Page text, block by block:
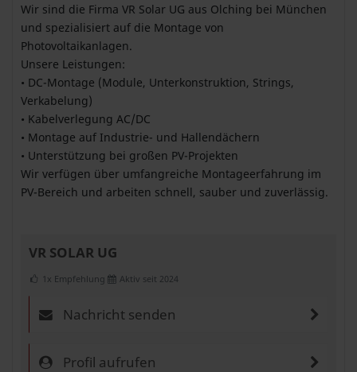
Wir sind die Firma VR Solar UG aus Olching bei München
und spezialisiert auf die Montage von
Photovoltaikanlagen.
Unsere Leistungen:
• DC-Montage (Module, Unterkonstruktion, Strings,
Verkabelung)
• Kabelverlegung AC/DC
• Montage auf Industrie- und Hallendächern
• Unterstützung bei großen PV-Projekten
Wir verfügen über umfangreiche Montageerfahrung im
PV-Bereich und arbeiten schnell, sauber und zuverlässig.
VR SOLAR UG
1x Empfehlung Aktiv seit 2024
Nachricht senden
Profil aufrufen